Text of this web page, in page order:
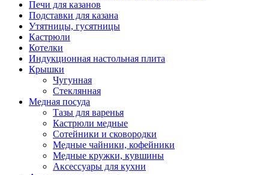
Печи для казанов
Подставки для казана
Утятницы, гусятницы
Кастрюли
Котелки
Индукционная настольная плита
Крышки
Чугунная
Стеклянная
Медная посуда
Тазы для варенья
Кастрюли медные
Сотейники и сковородки
Медные чайники, кофейники
Медные кружки, кувшины
Аксессуары для кухни